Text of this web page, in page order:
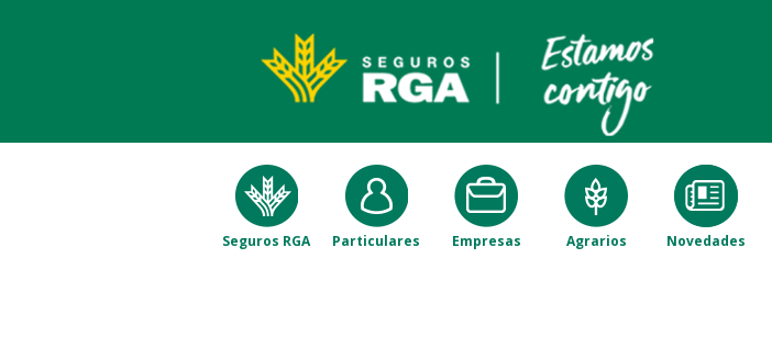
Seguros RGA Particulares Empresas Agrarios Novedades